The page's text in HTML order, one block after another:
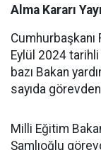
Alma Kararı
Cumhurbaşkanı
Eylül 2024 tarihli
bazı Bakan
sayıda
Milli Eğitim
Şamlıoğlu